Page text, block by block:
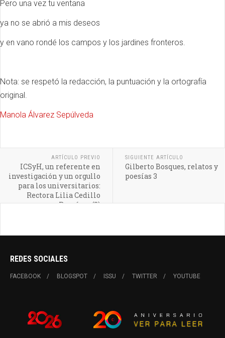
Pero una vez tu ventana
ya no se abrió a mis deseos
y en vano rondé los campos y los jardines fronteros.
Nota: se respetó la redacción, la puntuación y la ortografía
original.
Manola Álvarez Sepúlveda
ARTÍCULO PREVIO
ICSyH, un referente en
investigación y un orgullo
para los universitarios:
Rectora Lilia Cedillo
Ramírez (2)
SIGUIENTE ARTÍCULO
Gilberto Bosques, relatos y
poesías 3
REDES SOCIALES
FACEBOOK BLOGSPOT ISSU TWITTER YOUTUBE